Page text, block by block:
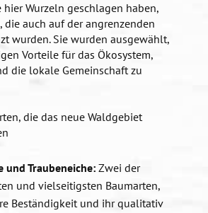
hier Wurzeln geschlagen haben,
die auch auf der angrenzenden
wurden. Sie wurden ausgewählt,
Vorteile für das Ökosystem,
die lokale Gemeinschaft zu
die das neue Waldgebiet
und Traubeneiche: Zwei der
und vielseitigsten Baumarten,
Beständigkeit und ihr qualitativ